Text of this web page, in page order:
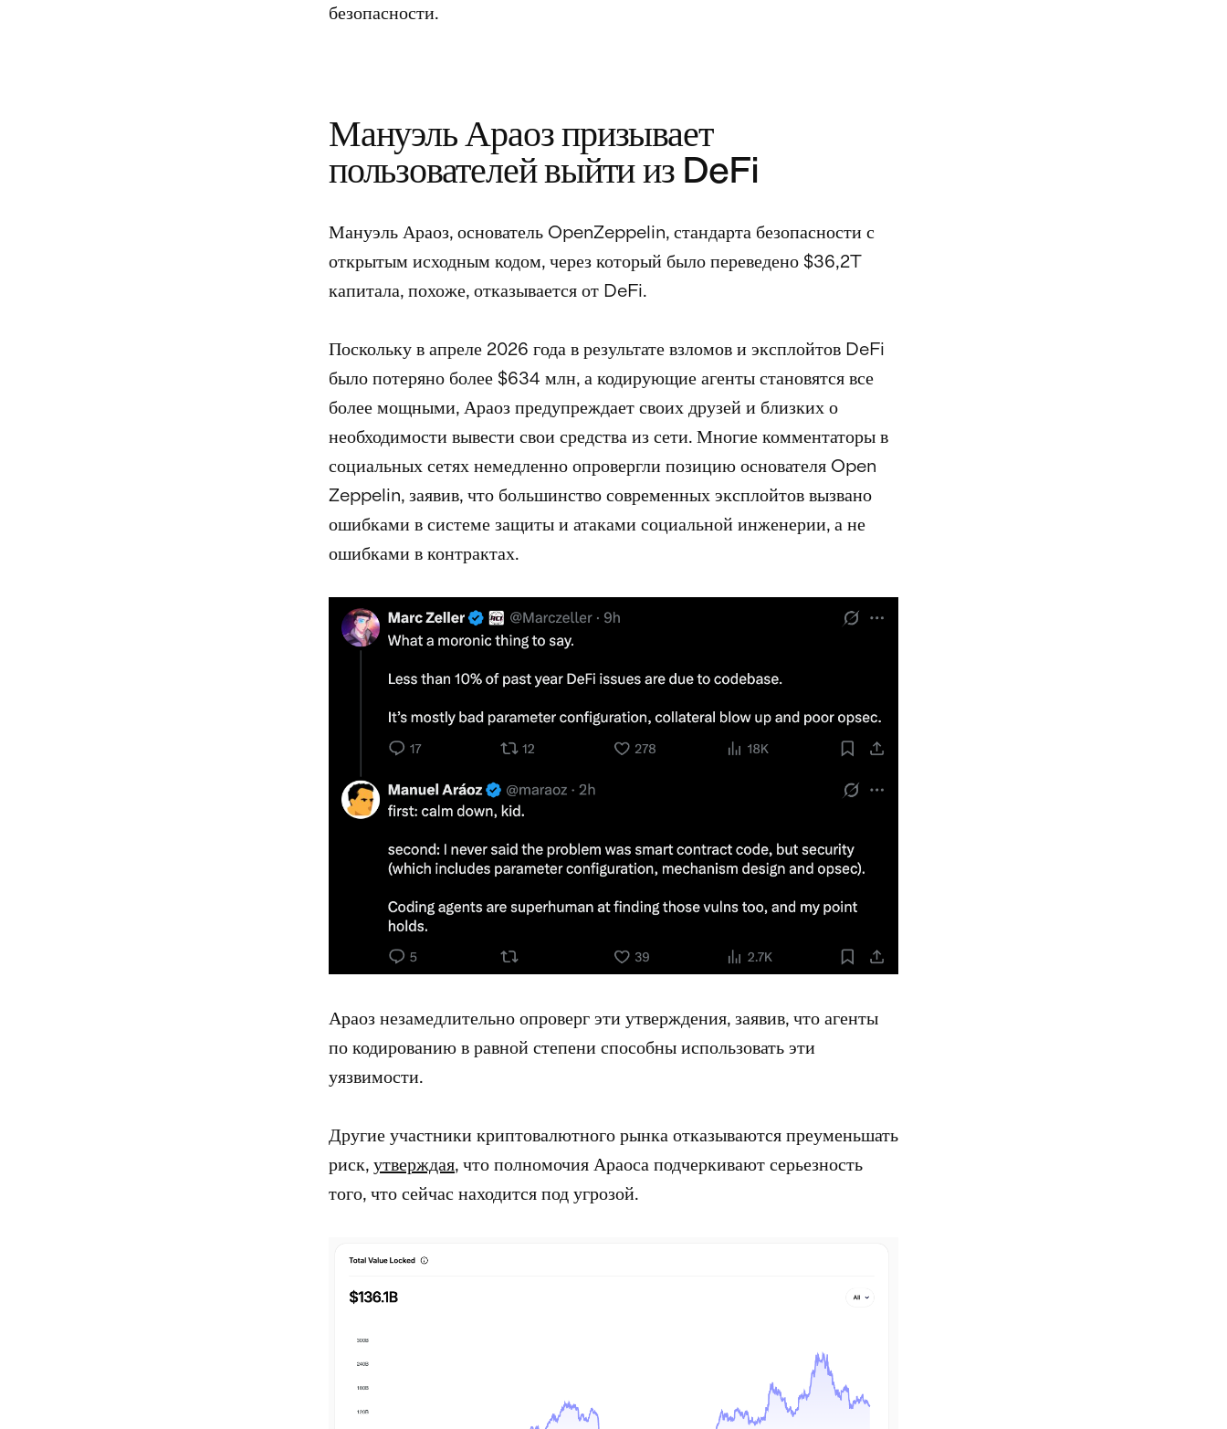
безопасности.
Мануэль Араоз призывает
пользователей выйти из DeFi
Мануэль Араоз, основатель OpenZeppelin, стандарта безопасности с
открытым исходным кодом, через который было переведено $36,2T
капитала, похоже, отказывается от DeFi.
Поскольку в апреле 2026 года в результате взломов и эксплойтов DeFi
было потеряно более $634 млн, а кодирующие агенты становятся все
более мощными, Араоз предупреждает своих друзей и близких о
необходимости вывести свои средства из сети. Многие комментаторы в
социальных сетях немедленно опровергли позицию основателя Open
Zeppelin, заявив, что большинство современных эксплойтов вызвано
ошибками в системе защиты и атаками социальной инженерии, а не
ошибками в контрактах.
Араоз незамедлительно опроверг эти утверждения, заявив, что агенты
по кодированию в равной степени способны использовать эти
уязвимости.
Другие участники криптовалютного рынка отказываются преуменьшать
риск, утверждая, что полномочия Араоса подчеркивают серьезность
того, что сейчас находится под угрозой.